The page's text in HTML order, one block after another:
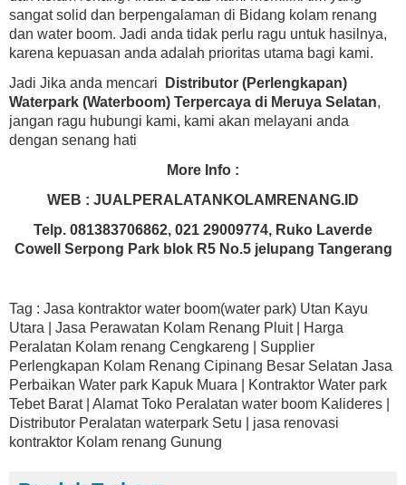
sangat solid dan berpengalaman di Bidang kolam renang
dan water boom. Jadi anda tidak perlu ragu untuk hasilnya,
karena kepuasan anda adalah prioritas utama bagi kami.
Jadi Jika anda mencari
Distributor (Perlengkapan)
Waterpark (Waterboom) Terpercaya di Meruya Selatan,
jangan ragu hubungi kami, kami akan melayani anda
dengan senang hati
More Info :
WEB : JUALPERALATANKOLAMRENANG.ID
Telp. 081383706862, 021 29009774, Ruko Laverde
Cowell Serpong Park blok R5 No.5 jelupang Tangerang
Tag : Jasa kontraktor water boom(water park) Utan Kayu
Utara | Jasa Perawatan Kolam Renang Pluit | Harga
Peralatan Kolam renang Cengkareng | Supplier
Perlengkapan Kolam Renang Cipinang Besar Selatan Jasa
Perbaikan Water park Kapuk Muara | Kontraktor Water park
Tebet Barat | Alamat Toko Peralatan water boom Kalideres |
Distributor Peralatan waterpark Setu | jasa renovasi
kontraktor Kolam renang Gunung